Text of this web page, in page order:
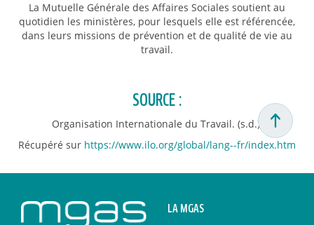
La Mutuelle Générale des Affaires Sociales soutient au
quotidien les ministères, pour lesquels elle est référencée,
dans leurs missions de prévention et de qualité de vie au
travail.
SOURCE :
Organisation Internationale du Travail. (s.d.).
Récupéré sur https://www.ilo.org/global/lang--fr/index.htm
LA MGAS